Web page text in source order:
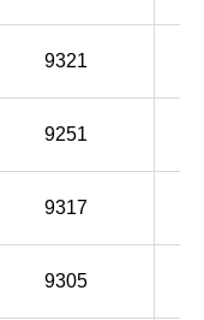
9321
9251
9317
9305